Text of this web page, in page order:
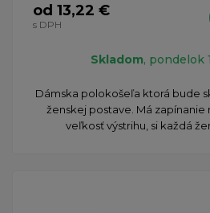
od 13,22 €
s DPH
Skladom, pondelok
Dámska polokošeľa ktorá bude
ženskej postave. Má zapínanie
veľkosť výstrihu, si každá